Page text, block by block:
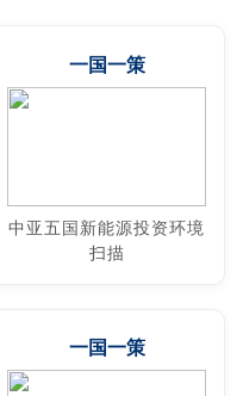
一国一策
中亚五国新能源投资环境
扫描
一国一策